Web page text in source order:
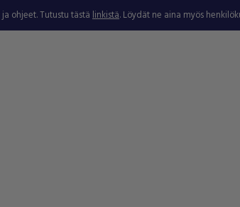
ohjeet. Tutustu tästälinkistä. Löydät ne aina myös